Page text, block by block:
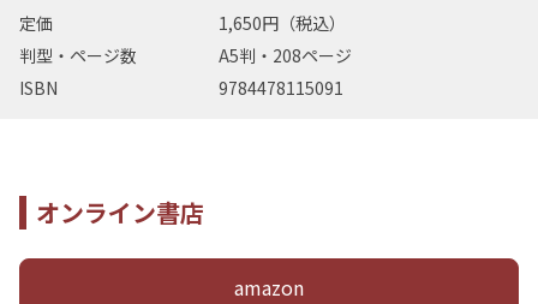
定価
1,650円（税込）
判型・ページ数
A5判・208ページ
ISBN
9784478115091
オンライン書店
amazon